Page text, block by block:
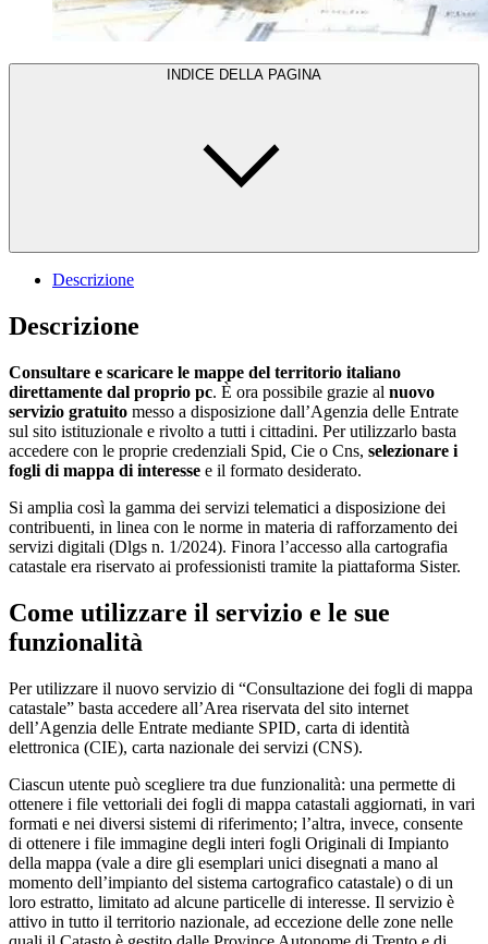
INDICE DELLA PAGINA
Descrizione
Descrizione
Consultare e scaricare le mappe del territorio italiano
direttamente dal proprio pc. È ora possibile grazie al nuovo
servizio gratuito messo a disposizione dall’Agenzia delle Entrate
sul sito istituzionale e rivolto a tutti i cittadini. Per utilizzarlo basta
accedere con le proprie credenziali Spid, Cie o Cns, selezionare i
fogli di mappa di interesse e il formato desiderato.
Si amplia così la gamma dei servizi telematici a disposizione dei
contribuenti, in linea con le norme in materia di rafforzamento dei
servizi digitali (Dlgs n. 1/2024). Finora l’accesso alla cartografia
catastale era riservato ai professionisti tramite la piattaforma Sister.
Come utilizzare il servizio e le sue
funzionalità
Per utilizzare il nuovo servizio di “Consultazione dei fogli di mappa
catastale” basta accedere all’Area riservata del sito internet
dell’Agenzia delle Entrate mediante SPID, carta di identità
elettronica (CIE), carta nazionale dei servizi (CNS).
Ciascun utente può scegliere tra due funzionalità: una permette di
ottenere i file vettoriali dei fogli di mappa catastali aggiornati, in vari
formati e nei diversi sistemi di riferimento; l’altra, invece, consente
di ottenere i file immagine degli interi fogli Originali di Impianto
della mappa (vale a dire gli esemplari unici disegnati a mano al
momento dell’impianto del sistema cartografico catastale) o di un
loro estratto, limitato ad alcune particelle di interesse. Il servizio è
attivo in tutto il territorio nazionale, ad eccezione delle zone nelle